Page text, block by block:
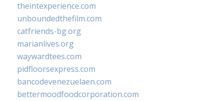
theintexperience.com
unboundedthefilm.com
catfriends-bg.org
marianlives.org
waywardtees.com
pidfloorsexpress.com
bancodevenezuelaen.com
bettermoodfoodcorporation.com